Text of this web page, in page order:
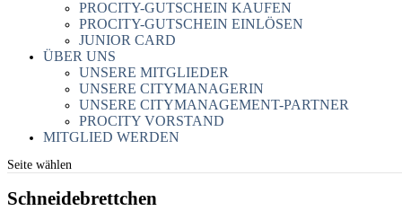
PROCITY-GUTSCHEIN KAUFEN
PROCITY-GUTSCHEIN EINLÖSEN
JUNIOR CARD
ÜBER UNS
UNSERE MITGLIEDER
UNSERE CITYMANAGERIN
UNSERE CITYMANAGEMENT-PARTNER
PROCITY VORSTAND
MITGLIED WERDEN
Seite wählen
Schneidebrettchen